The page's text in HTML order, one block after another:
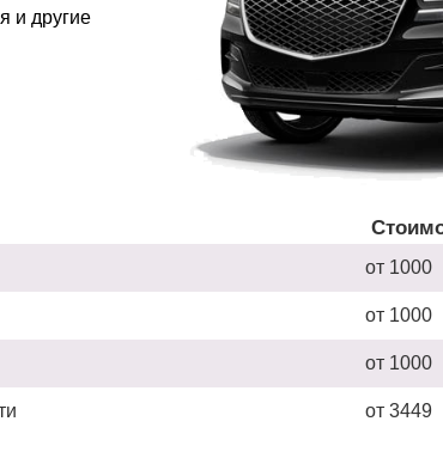
и другие
от 1000
от 1000
от 1000
от 3449